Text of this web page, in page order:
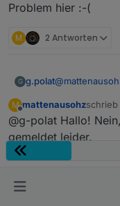
Problem hier :-(
M 2 Antworten
G g.polat@
Hallo! Ich
Sekunden
Konntest Du
Problem hier :-(
M
Offline
mattenausohzschrieb
zuletzt
@g-polat Hallo!
gemeldet leider.